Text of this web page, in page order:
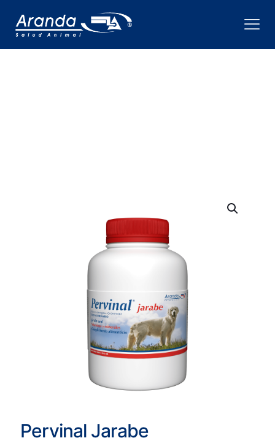
Pervinal Jarabe